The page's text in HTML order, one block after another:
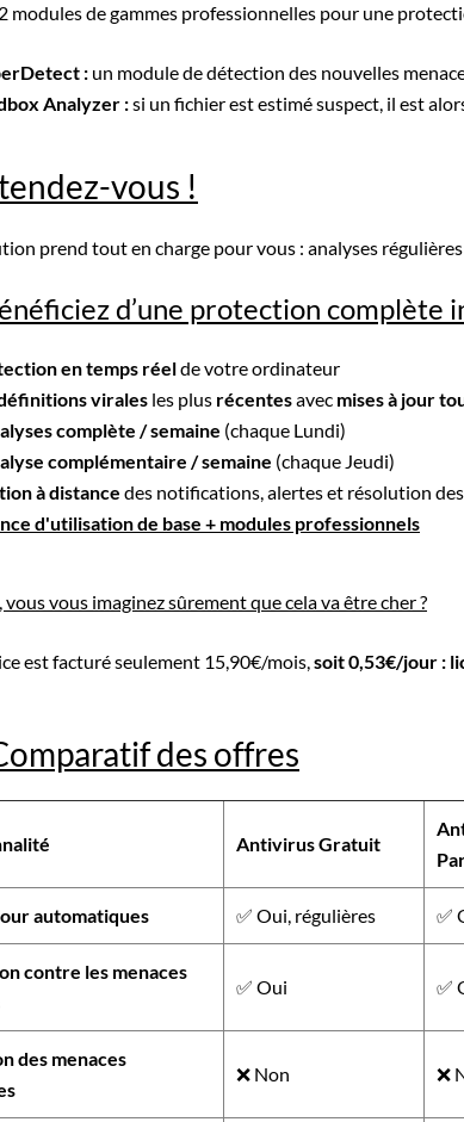
modules de gammes professionnelles pour une
: un module de détection des nouvelles
Analyzer :si un fichier est estimé suspect, il est
vous !
prend tout en charge pour vous : analyses
d’une protection complète
en temps réelde votre ordinateur
virales les plus récentesavec mises à jour
complète / semaine (chaque Lundi)
complémentaire / semaine (chaque Jeudi)
à distance des notifications, alertes et résolution
d'utilisation de base + modules professionnels
vous vous imaginez sûrement que cela va être cher ?
est facturé seulement 15,90€/mois,soit 0,53€/jour :
des offres
Antivirus Gratuit
automatiques ✅ Oui, régulières ✅
contre les menaces
✅ Oui ✅
des menaces
❌ Non ❌